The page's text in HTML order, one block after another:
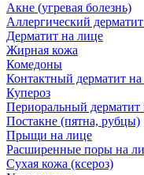
Акне (угревая болезнь)
Аллергический
Дерматит на лице
Жирная кожа
Комедоны
Контактный дерматит
Купероз
Периоральный дерматит
Постакне (пятна, рубцы)
Прыщи на лице
Расширенные поры на
Сухая кожа (ксероз)